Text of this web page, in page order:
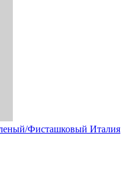
Фисташковый Италия